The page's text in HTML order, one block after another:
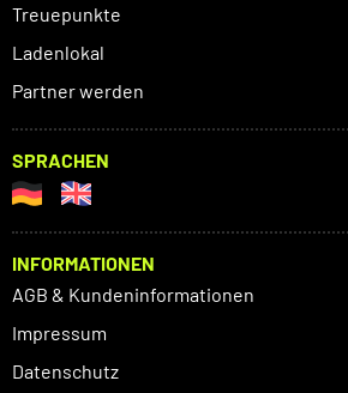
Treuepunkte
Ladenlokal
Partner werden
SPRACHEN
INFORMATIONEN
AGB & Kundeninformationen
Impressum
Datenschutz